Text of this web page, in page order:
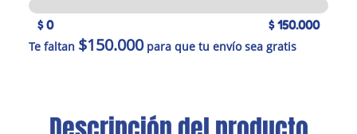
$ 0 $ 150.000
Te faltan $150.000para que tu envío sea gratis